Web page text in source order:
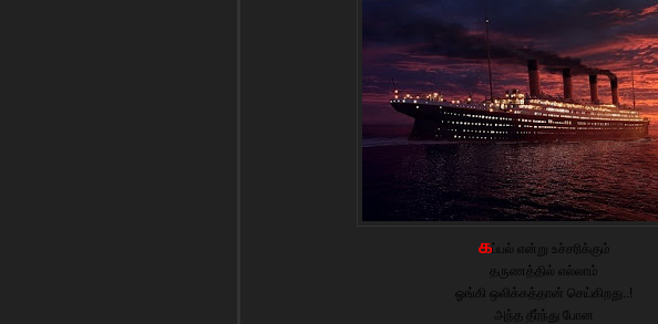
கப்பல் என்று உச்சரிக்கும்
தருணத்தில் எல்லாம்
ஓங்கி ஒலிக்கத்தான் செய்கிறது..!
அந்த தீர்ந்து போன